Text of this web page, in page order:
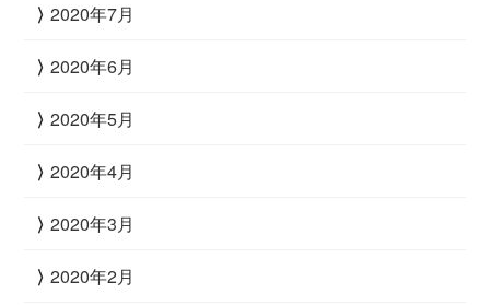
2020年7月
2020年6月
2020年5月
2020年4月
2020年3月
2020年2月